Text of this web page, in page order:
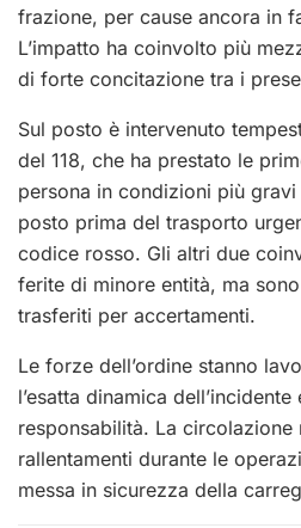
frazione, per cause ancora in
L’impatto ha coinvolto più
di forte concitazione tra i
Sul posto è intervenuto
del 118, che ha prestato le
persona in condizioni più
posto prima del trasporto
codice rosso. Gli altri due
ferite di minore entità, ma
trasferiti per accertamenti.
Le forze dell’ordine stanno
l’esatta dinamica
responsabilità. La circolazione
rallentamenti durante le
messa in sicurezza della